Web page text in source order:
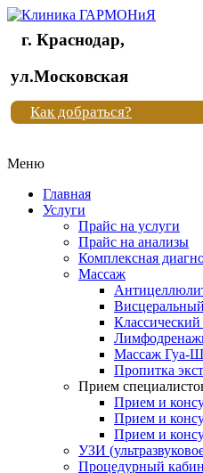
Клиника
"Новая
жизнь"
Клиника
жизнь"
г. Краснодар,
ул.Московская
Как добраться?
Меню
Главная
Услуги
Прайс на услуги
Прайс на анализы
Комплексная
Массаж
Массаж Гуа-
Пропитка
Прием
Прием и
Прием и
Прием и
УЗИ
Процедурный